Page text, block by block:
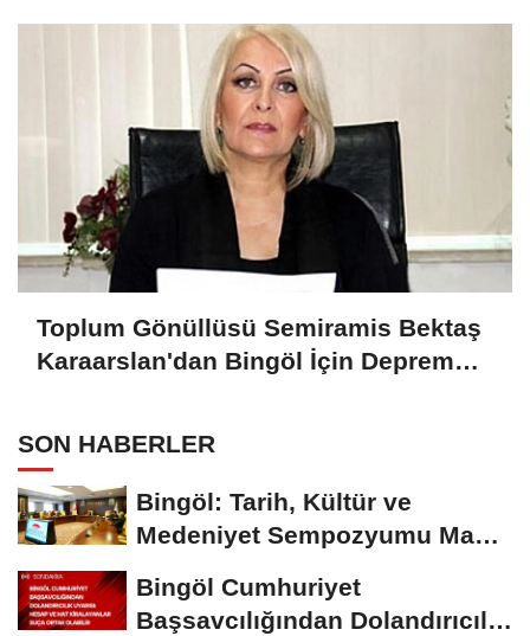
Toplum Gönüllüsü Semiramis Bektaş
Karaarslan'dan Bingöl İçin Deprem
SON HABERLER
Bingöl: Tarih, Kültür ve
Medeniyet Sempozyumu Mayıs
Bingöl Cumhuriyet
Başsavcılığından Dolandırıcılık